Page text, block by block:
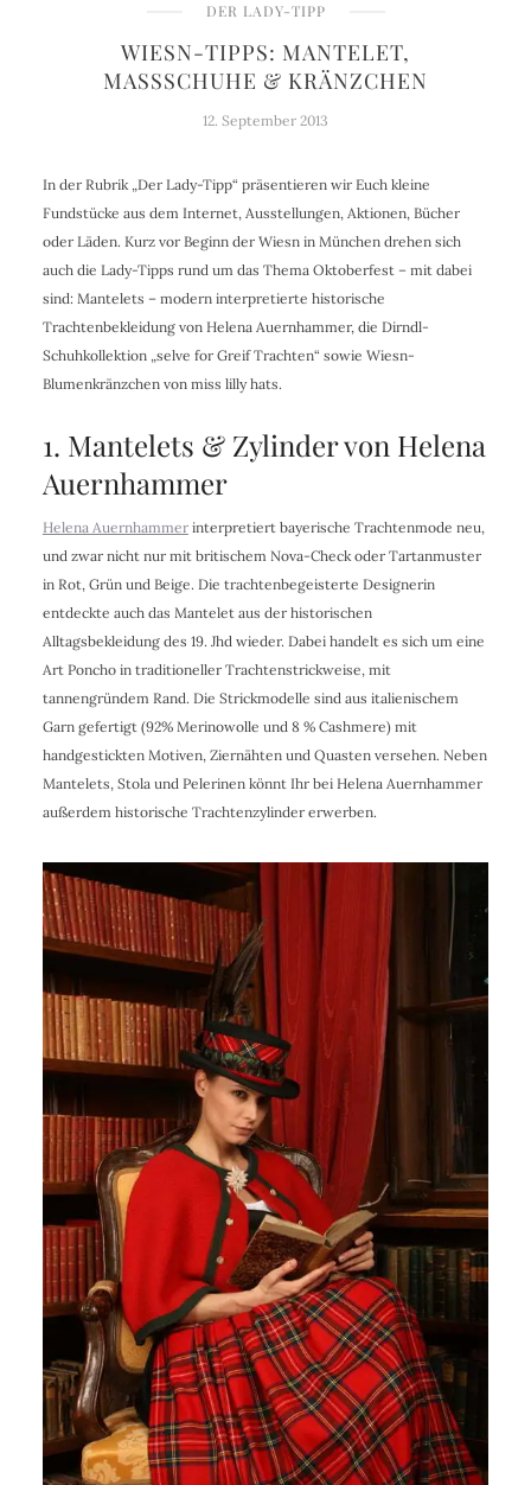
DER LADY-TIPP
WIESN-TIPPS: MANTELET,
MASSSCHUHE & KRÄNZCHEN
12. September 2013
In der Rubrik „Der Lady-Tipp“ präsentieren wir Euch kleine
Fundstücke aus dem Internet, Ausstellungen, Aktionen, Bücher
oder Läden. Kurz vor Beginn der Wiesn in München drehen sich
auch die Lady-Tipps rund um das Thema Oktoberfest – mit dabei
sind: Mantelets – modern interpretierte historische
Trachtenbekleidung von Helena Auernhammer, die Dirndl-
Schuhkollektion „selve for Greif Trachten“ sowie Wiesn-
Blumenkränzchen von miss lilly hats.
1. Mantelets & Zylinder von Helena
Auernhammer
Helena Auernhammerinterpretiert bayerische Trachtenmode neu,
und zwar nicht nur mit britischem Nova-Check oder Tartanmuster
in Rot, Grün und Beige. Die trachtenbegeisterte Designerin
entdeckte auch das Mantelet aus der historischen
Alltagsbekleidung des 19. Jhd wieder. Dabei handelt es sich um eine
Art Poncho in traditioneller Trachtenstrickweise, mit
tannengründem Rand. Die Strickmodelle sind aus italienischem
Garn gefertigt (92% Merinowolle und 8 % Cashmere) mit
handgestickten Motiven, Ziernähten und Quasten versehen. Neben
Mantelets, Stola und Pelerinen könnt Ihr bei Helena Auernhammer
außerdem historische Trachtenzylinder erwerben.